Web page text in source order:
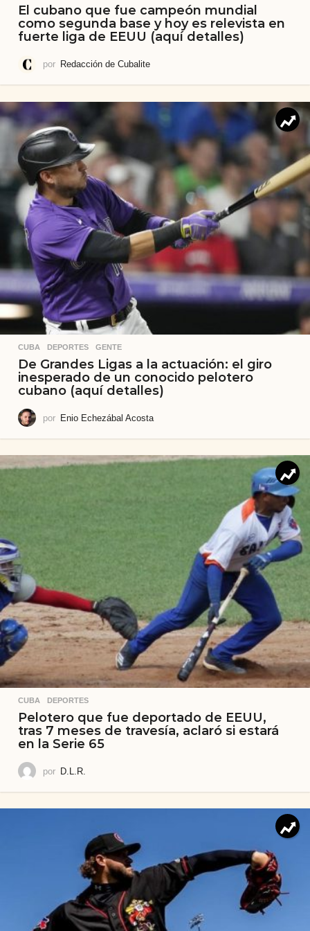
El cubano que fue campeón mundial
como segunda base y hoy es relevista en
fuerte liga de EEUU (aquí detalles)
por Redacción de Cubalite
CUBA ,DEPORTES ,GENTE
De Grandes Ligas a la actuación: el giro
inesperado de un conocido pelotero
cubano (aquí detalles)
por Enio Echezábal Acosta
CUBA ,DEPORTES
Pelotero que fue deportado de EEUU,
tras 7 meses de travesía, aclaró si estará
en la Serie 65
por D.L.R.